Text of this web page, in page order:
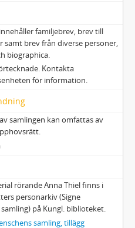
familjebrev, brev till
samt brev från diverse personer,
biographica.
Kontakta
för information.
samlingen kan omfattas av
rörande Anna Thiel finns i
personarkiv (Signe
på Kungl. biblioteket.
samling, tillägg